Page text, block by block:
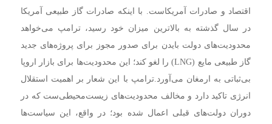
اقتصاد و صادرات آمریکاست. با اینکه صادرات گاز طبیعی آمریکا
در سال گذشته به بالاترین میزان خود رسید، ترامپ می‌خواهد
محدودیت‌های دولت بایدن برای صدور مجوز برای پروژه‌های جدید
گاز طبیعی مایع (LNG) را لغو کند؛ این محدودیت‌ها برای بازار اروپا
بی‌ثباتی به ارمغان می‌آورد.ترامپ با این شعار بر اهمیت استقلال
انرژی تاکید دارد و مخالف محدودیت‌های زیست‌محیطی‌ست که در
دوران دولت‌های قبلی اعمال شده بود؛ در واقع، این سیاست‌ها